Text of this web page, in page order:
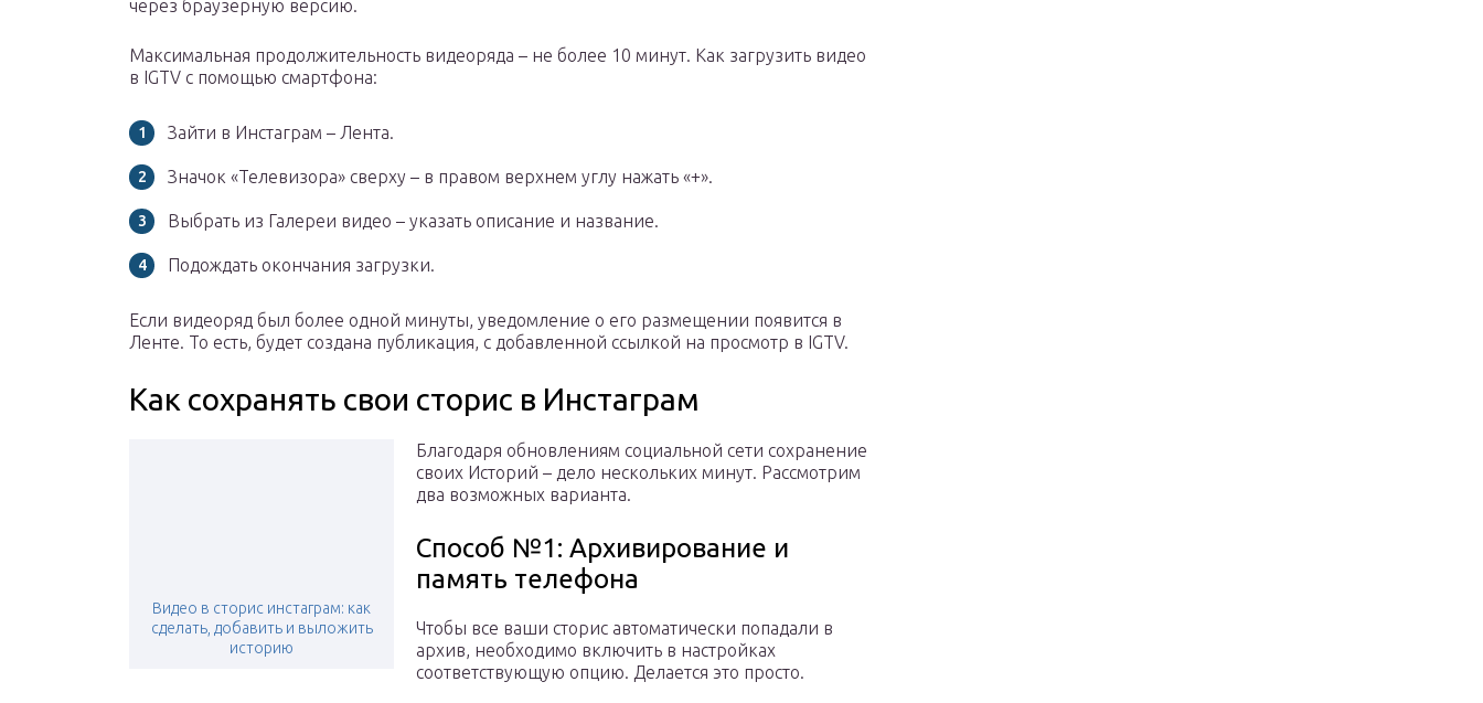
через браузерную версию.
Максимальная продолжительность видеоряда – не более 10 минут. Как загрузить видео
в IGTV с помощью смартфона:
Зайти в Инстаграм – Лента.
Значок «Телевизора» сверху – в правом верхнем углу нажать «+».
Выбрать из Галереи видео – указать описание и название.
Подождать окончания загрузки.
Если видеоряд был более одной минуты, уведомление о его размещении появится в
Ленте. То есть, будет создана публикация, с добавленной ссылкой на просмотр в IGTV.
Как сохранять свои сторис в Инстаграм
Видео в сторис инстаграм: как
сделать, добавить и выложить
историю
Благодаря обновлениям социальной сети сохранение
своих Историй – дело нескольких минут. Рассмотрим
два возможных варианта.
Способ №1: Архивирование и
память телефона
Чтобы все ваши сторис автоматически попадали в
архив, необходимо включить в настройках
соответствующую опцию. Делается это просто.